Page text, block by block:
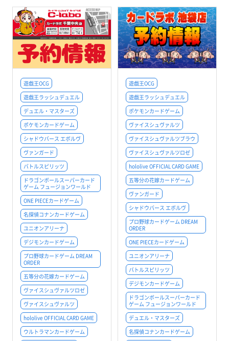
遊戯王OCG
遊戯王ラッシュデュエル
ポケモンカードゲーム
ヴァイスシュヴァルツ
ヴァイスシュヴァルツブラウ
ヴァイスシュヴァルツロゼ
hololive OFFICIAL CARD GAME
五等分の花嫁カードゲーム
ヴァンガード
シャドウバース エボルヴ
プロ野球カードゲーム DREAM
ORDER
ONE PIECEカードゲーム
ユニオンアリーナ
バトルスピリッツ
デジモンカードゲーム
ドラゴンボールスーパーカード
ゲーム フュージョンワールド
デュエル・マスターズ
名探偵コナンカードゲーム
遊戯王OCG
遊戯王ラッシュデュエル
デュエル・マスターズ
ポケモンカードゲーム
シャドウバース エボルヴ
ヴァンガード
バトルスピリッツ
ドラゴンボールスーパーカード
ゲーム フュージョンワールド
ONE PIECEカードゲーム
名探偵コナンカードゲーム
ユニオンアリーナ
デジモンカードゲーム
プロ野球カードゲーム DREAM
ORDER
五等分の花嫁カードゲーム
ヴァイスシュヴァルツロゼ
ヴァイスシュヴァルツ
hololive OFFICIAL CARD GAME
ウルトラマンカードゲーム